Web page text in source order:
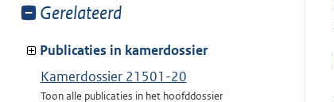
Toon
van:
Gerelateerd
Publicaties in kamerdossier
Kamerdossier 21501-20
Toon alle publicaties in het hoofddossier